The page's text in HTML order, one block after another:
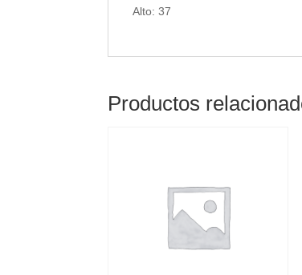
Alto: 37
Productos